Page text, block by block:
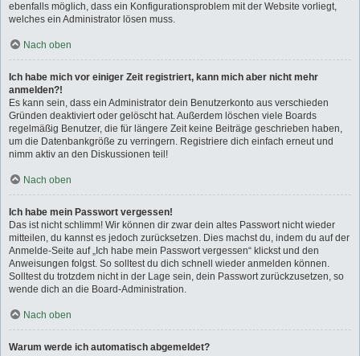
ebenfalls möglich, dass ein Konfigurationsproblem mit der Website vorliegt,
welches ein Administrator lösen muss.
Nach oben
Ich habe mich vor einiger Zeit registriert, kann mich aber nicht mehr
anmelden?!
Es kann sein, dass ein Administrator dein Benutzerkonto aus verschieden
Gründen deaktiviert oder gelöscht hat. Außerdem löschen viele Boards
regelmäßig Benutzer, die für längere Zeit keine Beiträge geschrieben haben,
um die Datenbankgröße zu verringern. Registriere dich einfach erneut und
nimm aktiv an den Diskussionen teil!
Nach oben
Ich habe mein Passwort vergessen!
Das ist nicht schlimm! Wir können dir zwar dein altes Passwort nicht wieder
mitteilen, du kannst es jedoch zurücksetzen. Dies machst du, indem du auf der
Anmelde-Seite auf „Ich habe mein Passwort vergessen“ klickst und den
Anweisungen folgst. So solltest du dich schnell wieder anmelden können.
Solltest du trotzdem nicht in der Lage sein, dein Passwort zurückzusetzen, so
wende dich an die Board-Administration.
Nach oben
Warum werde ich automatisch abgemeldet?